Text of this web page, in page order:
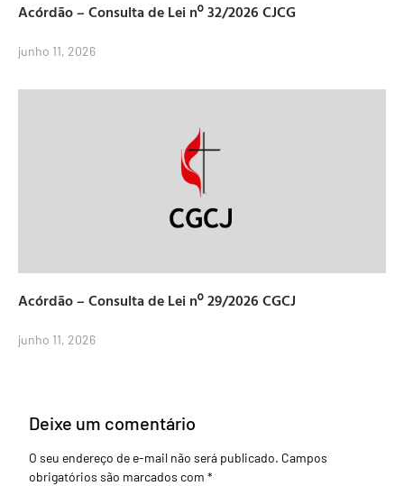
Acórdão – Consulta de Lei nº 32/2026 CJCG
junho 11, 2026
Acórdão – Consulta de Lei nº 29/2026 CGCJ
junho 11, 2026
Deixe um comentário
O seu endereço de e-mail não será publicado. Campos
obrigatórios são marcados com *